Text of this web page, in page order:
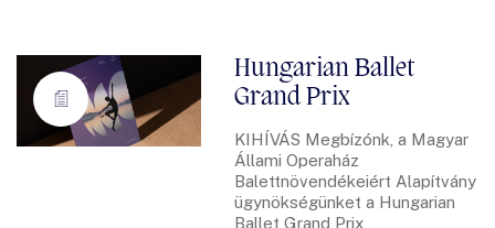
Hungarian Ballet
Grand Prix
KIHÍVÁS Megbízónk, a Magyar
Állami Operaház
Balettnövendékeiért Alapítvány
ügynökségünket a Hungarian
Ballet Grand Prix